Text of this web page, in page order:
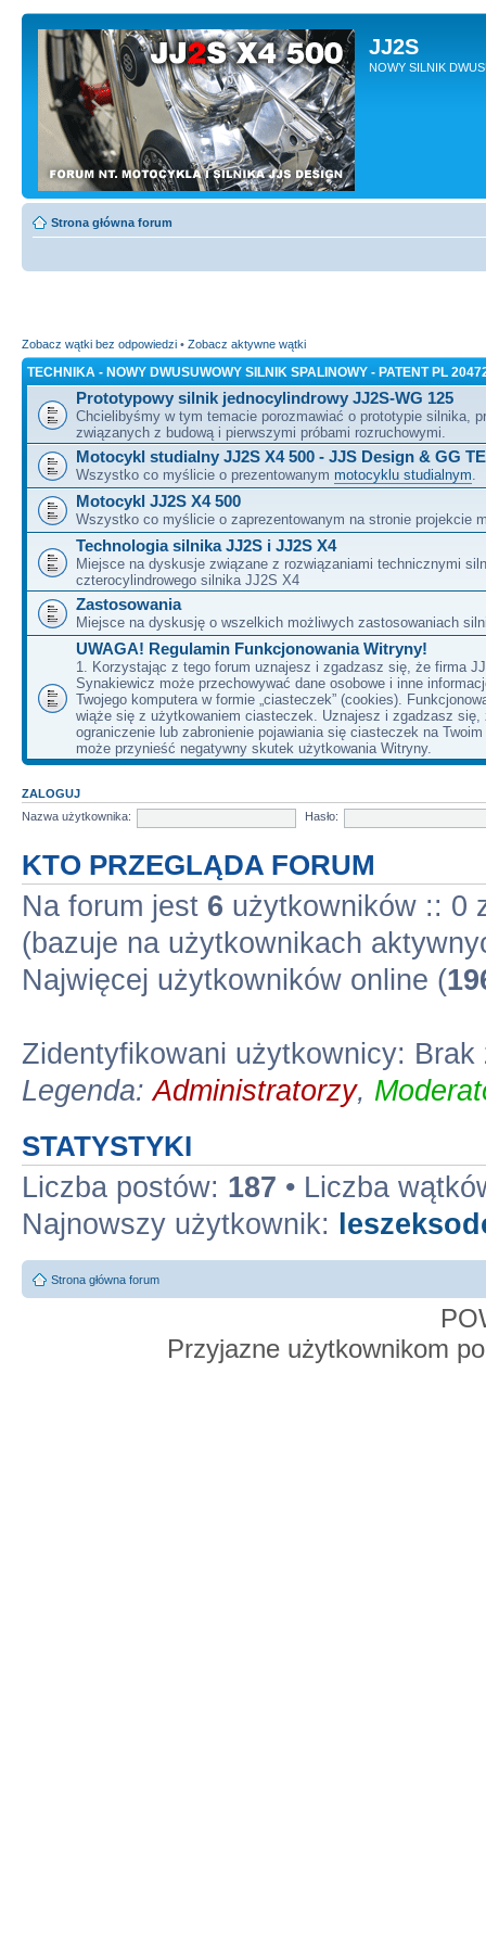
JJ2S
NOWY SILNIK
Strona główna forum
Zobacz wątki bez odpowiedzi • Zobacz aktywne wątki
TECHNIKA - NOWY DWUSUWOWY SILNIK SPALINOWY - PATENT PL
Prototypowy silnik jednocylindrowy JJ2S-WG 125
Chcielibyśmy w tym temacie porozmawiać o prototypie silnika,
związanych z budową i pierwszymi próbami rozruchowymi.
Motocykl studialny JJ2S X4 500 - JJS Design & GG
Wszystko co myślicie o prezentowanym motocyklu studialnym
Motocykl JJ2S X4 500
Wszystko co myślicie o zaprezentowanym na stronie projekcie
Technologia silnika JJ2S i JJ2S X4
Miejsce na dyskusje związane z rozwiązaniami technicznymi
czterocylindrowego silnika JJ2S X4
Zastosowania
Miejsce na dyskusję o wszelkich możliwych zastosowaniach
UWAGA! Regulamin Funkcjonowania Witryny!
1. Korzystając z tego forum uznajesz i zgadzasz się, że firma
Synakiewicz może przechowywać dane osobowe i inne
Twojego komputera w formie „ciasteczek” (cookies).
wiąże się z użytkowaniem ciasteczek. Uznajesz i zgadzasz się,
ograniczenie lub zabronienie pojawiania się ciasteczek na
może przynieść negatywny skutek użytkowania Witryny.
ZALOGUJ
Nazwa użytkownika:
Hasło:
KTO PRZEGLĄDA FORUM
Na forum jest 6 użytkowników :: 0
(bazuje na użytkownikach
Najwięcej użytkowników online (
Zidentyfikowani użytkownicy:
Legenda:Administratorzy,
STATYSTYKI
Liczba postów: 187 • Liczba
Najnowszy użytkownik:
Strona główna forum
Przyjazne użytkownikom